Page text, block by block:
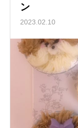
ン
2023.02.10